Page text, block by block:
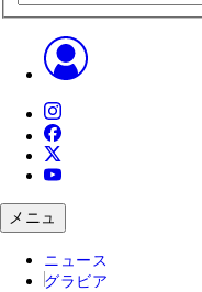
メニュ
ニュース
グラビア